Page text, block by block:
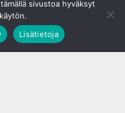
sivustoa hyväksyt
Lisätietoja